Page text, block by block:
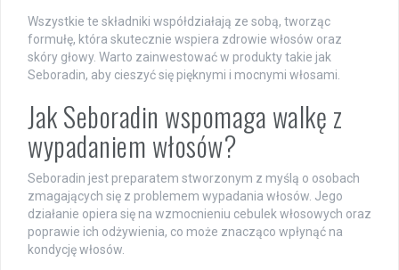
Wszystkie te składniki współdziałają ze sobą, tworząc
formułę, która skutecznie wspiera zdrowie włosów oraz
skóry głowy. Warto zainwestować w produkty takie jak
Seboradin, aby cieszyć się pięknymi i mocnymi włosami.
Jak Seboradin wspomaga walkę z
wypadaniem włosów?
Seboradin jest preparatem stworzonym z myślą o osobach
zmagających się z problemem wypadania włosów. Jego
działanie opiera się na wzmocnieniu cebulek włosowych oraz
poprawie ich odżywienia, co może znacząco wpłynąć na
kondycję włosów.